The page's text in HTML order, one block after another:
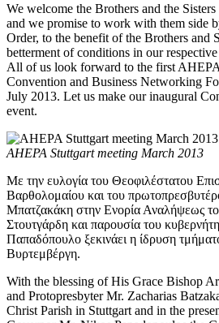
We welcome the Brothers and the
and we promise to work with them side
Order, to the benefit of the Brothers and
betterment of conditions in our
All of us look forward to the first
Convention and Business Networking
July 2013. Let us make our inaugural
event.
AHEPA Stuttgart meeting March 2013
Με την ευλογία του Θεοφιλέστατου
Βαρθολομαίου και του
Μπατζακάκη στην Ενορία Αναλήψεως
Στουτγάρδη και παρουσία του
Παπαδόπουλο ξεκινάει η ίδρυση
Βυρτεμβέργη.
With the blessing of His Grace Bishop
and Protopresbyter Mr. Zacharias
Christ Parish in Stuttgart and in the